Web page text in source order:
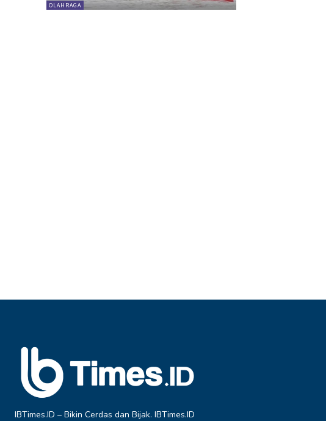
OLAHRAGA
IBTimes.ID – Bikin Cerdas dan Bijak. IBTimes.ID